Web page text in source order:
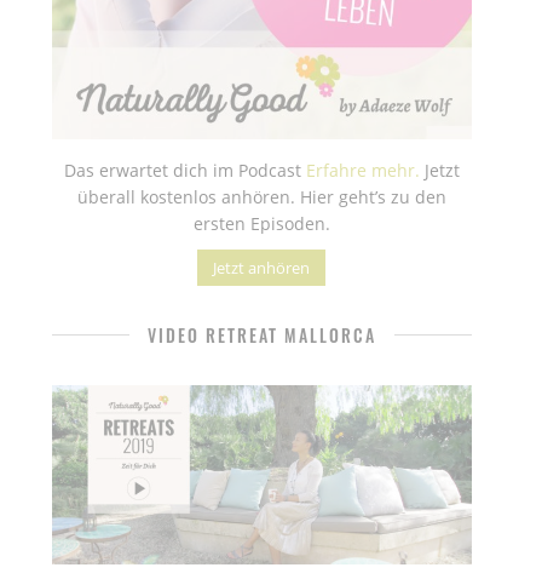
Das erwartet dich im Podcast Erfahre mehr. Jetzt
überall kostenlos anhören. Hier geht’s zu den
ersten Episoden.
Jetzt anhören
VIDEO RETREAT MALLORCA